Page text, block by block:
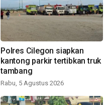
Polres Cilegon siapkan
kantong parkir tertibkan truk
tambang
Rabu, 5 Agustus 2026